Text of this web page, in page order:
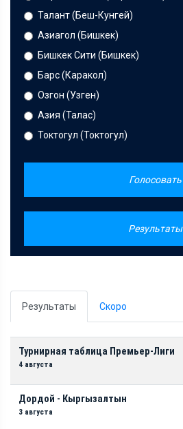
Талант (Беш-Кунгей)
Азиагол (Бишкек)
Бишкек Сити (Бишкек)
Барс (Каракол)
Озгон (Узген)
Азия (Талас)
Токтогул (Токтогул)
Голосовать
Результаты
Результаты Скоро
Турнирная таблица Премьер-Лиги
4 августа
Дордой - Кыргызалтын
3 августа